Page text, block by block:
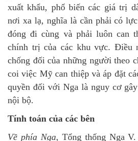
xuất khẩu, phổ biến các giá trị
nơi xa lạ, nghĩa là cần phải có
đóng đi cùng và phải luôn can
chính trị của các khu vực. Điều
chống đối của những người theo
coi việc Mỹ can thiệp và áp đặt
quyền đối với Nga là nguy cơ
nội bộ.
Tính toán của các bên
Về phía Nga, Tổng thống Nga